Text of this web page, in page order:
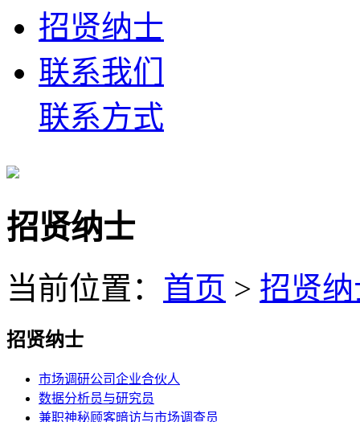
招贤纳士
联系我们
联系方式
招贤纳士
当前位置： 首页 > 招贤
招贤纳士
市场调研公司企业合伙人
数据分析员与研究员
兼职神秘顾客暗访与市场调查员